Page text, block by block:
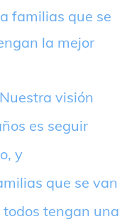
familias que se
la mejor
Nuestra visión
es seguir
y
que se van
todos tengan una